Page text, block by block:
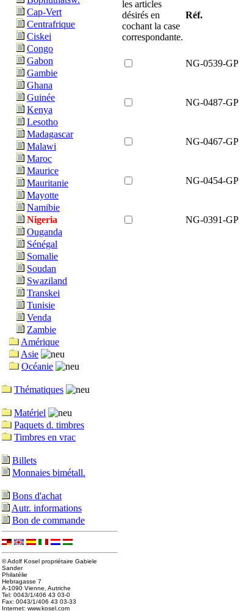
Cap-Vert
Centrafrique
Ciskei
Congo
Gabon
Gambie
Ghana
Guinée
Kenya
Lesotho
Madagascar
Malawi
Maroc
Maurice
Mauritanie
Mayotte
Namibie
Nigeria
Ouganda
Sénégal
Somalie
Soudan
Swaziland
Transkei
Tunisie
Venda
Zambie
Amérique
Asie
Océanie
Thématiques
Matériel
Paquets d. timbres
Timbres en vrac
Billets
Monnaies bimétall.
Bons d'achat
Autr. informations
Bon de commande
© Adolf Kosel propriétaire Gabiele
Sander
Philatélie
Hebragasse 7
A-1090 Vienne, Autriche
Tel: 0043/1/406 43 03-0
Fax: 0043/1/406 43 03-33
Internet: www.kosel.com
Réf.
NG-0539-GP
NG-0487-GP
NG-0467-GP
NG-0454-GP
NG-0391-GP